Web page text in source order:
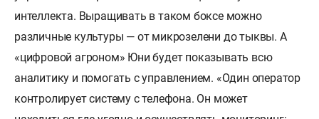
интеллекта. Выращивать в таком боксе можно
различные культуры — от микрозелени до тыквы. А
«цифровой агроном» Юни будет показывать всю
аналитику и помогать с управлением. «Один оператор
контролирует систему с телефона. Он может